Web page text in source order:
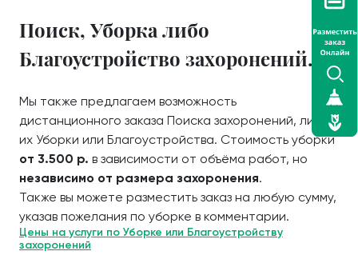
Поиск, Уборка либо
Благоустройство захоронений.
Мы также предлагаем возможность
дистанционного заказа Поиска захоронений, либо
их Уборки или Благоустройства. Стоимость уборки
от 3.500 р. в зависимости от объёма работ, но
независимо от размера захоронения.
Также вы можете разместить заказ на любую сумму,
указав пожелания по уборке в комментарии.
Цены на услуги по Уборке или Благоустройству
захоронений